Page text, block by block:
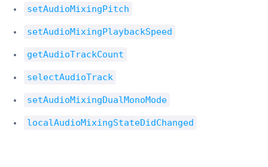
setAudioMixingPitch
setAudioMixingPlaybackSpeed
getAudioTrackCount
selectAudioTrack
setAudioMixingDualMonoMode
localAudioMixingStateDidChanged